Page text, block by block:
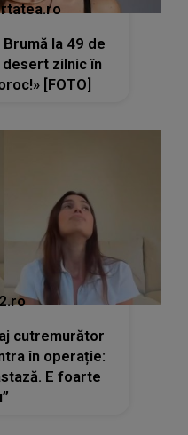
la 49 de
desert zilnic în
[FOTO]
cutremurător
în operație:
E foarte